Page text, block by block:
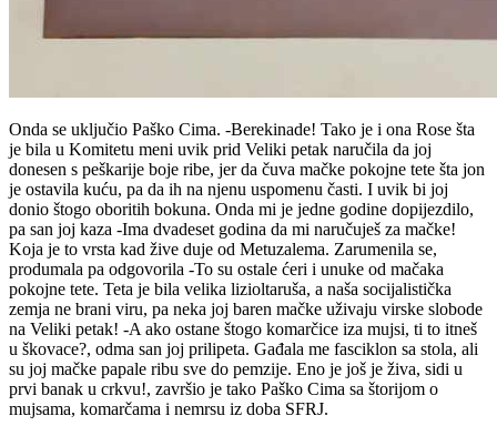
Onda se uključio Paško Cima. -Berekinade! Tako je i ona Rose šta
je bila u Komitetu meni uvik prid Veliki petak naručila da joj
donesen s peškarije boje ribe, jer da čuva mačke pokojne tete šta jon
je ostavila kuću, pa da ih na njenu uspomenu časti. I uvik bi joj
donio štogo oboritih bokuna. Onda mi je jedne godine dopijezdilo,
pa san joj kaza -Ima dvadeset godina da mi naručuješ za mačke!
Koja je to vrsta kad žive duje od Metuzalema. Zarumenila se,
produmala pa odgovorila -To su ostale ćeri i unuke od mačaka
pokojne tete. Teta je bila velika lizioltaruša, a naša socijalistička
zemja ne brani viru, pa neka joj baren mačke uživaju virske slobode
na Veliki petak! -A ako ostane štogo komarčice iza mujsi, ti to itneš
u škovace?, odma san joj prilipeta. Gađala me fasciklon sa stola, ali
su joj mačke papale ribu sve do pemzije. Eno je još je živa, sidi u
prvi banak u crkvu!, završio je tako Paško Cima sa štorijom o
mujsama, komarčama i nemrsu iz doba SFRJ.